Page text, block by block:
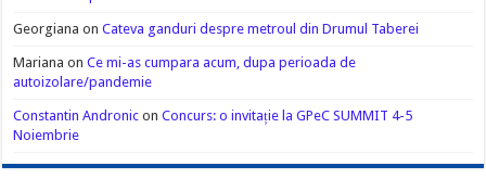
Georgiana onCateva ganduri despre metroul din Drumul Taberei
Mariana onCe mi-as cumpara acum, dupa perioada de
autoizolare/pandemie
Constantin Andronic onConcurs: o invitație la GPeC SUMMIT 4-5
Noiembrie